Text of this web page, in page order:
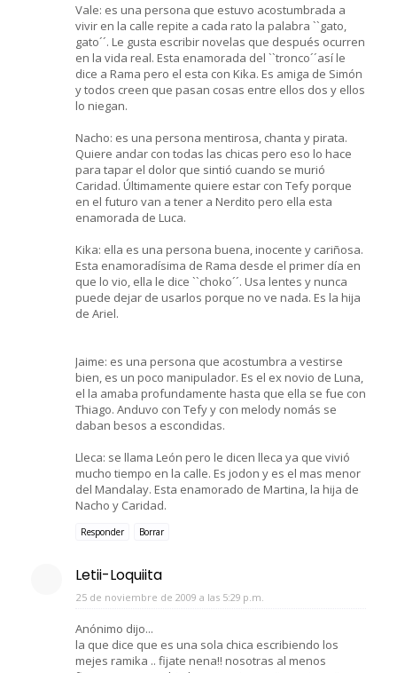
Vale: es una persona que estuvo acostumbrada a
vivir en la calle repite a cada rato la palabra ``gato,
gato´´. Le gusta escribir novelas que después ocurren
en la vida real. Esta enamorada del ``tronco´´así le
dice a Rama pero el esta con Kika. Es amiga de Simón
y todos creen que pasan cosas entre ellos dos y ellos
lo niegan.
Nacho: es una persona mentirosa, chanta y pirata.
Quiere andar con todas las chicas pero eso lo hace
para tapar el dolor que sintió cuando se murió
Caridad. Últimamente quiere estar con Tefy porque
en el futuro van a tener a Nerdito pero ella esta
enamorada de Luca.
Kika: ella es una persona buena, inocente y cariñosa.
Esta enamoradísima de Rama desde el primer día en
que lo vio, ella le dice ``choko´´. Usa lentes y nunca
puede dejar de usarlos porque no ve nada. Es la hija
de Ariel.
Jaime: es una persona que acostumbra a vestirse
bien, es un poco manipulador. Es el ex novio de Luna,
el la amaba profundamente hasta que ella se fue con
Thiago. Anduvo con Tefy y con melody nomás se
daban besos a escondidas.
Lleca: se llama León pero le dicen lleca ya que vivió
mucho tiempo en la calle. Es jodon y es el mas menor
del Mandalay. Esta enamorado de Martina, la hija de
Nacho y Caridad.
Responder Borrar
Letii-Loquiita
25 de noviembre de 2009 a las 5:29 p.m.
Anónimo dijo...
la que dice que es una sola chica escribiendo los
mejes ramika .. fijate nena!! nosotras al menos